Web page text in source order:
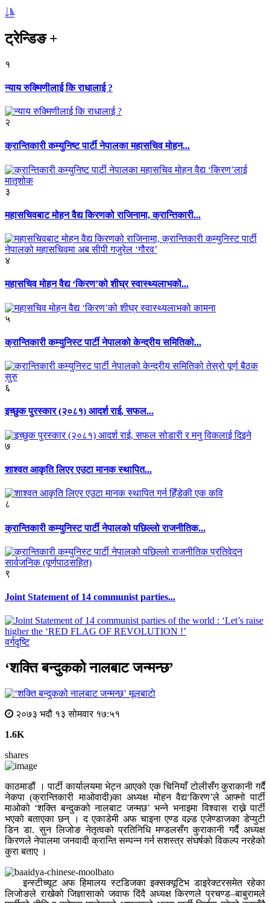
ट्रेन्डिङ+
१
न्याय रुक्मिणीलाई कि राधालाई ?
२
क्रान्तिकारी कम्युनिष्ट पार्टी नेपालका महासचिव मोहन...
३
महासचिवबाट मोहन वैद्य किरणको राजिनामा, क्रान्तिकारी...
४
महासचिव मोहन वैद्य ‘किरण’को शीघ्र स्वास्थ्यलाभको...
५
क्रान्तिकारी कम्युनिस्ट पार्टी नेपालको केन्द्रीय समितिको...
६
इच्छुक पुरस्कार (२०८१) आदर्श राई, सफल...
७
शाश्वत आकृति लिएर एउटा मानक स्थापित...
८
क्रान्तिकारी कम्युनिस्ट पार्टी नेपालको पछिल्लो राजनीतिक...
९
Joint Statement of 14 communist parties...
वर्गदृष्टि
‘शक्ति बन्दुकको नालबाट जन्मन्छ’
मूलबाटाे
२०७३ भदौ १३ सोमवार १७:५१
1.6K
shares
काठमाडौं । पार्टी कार्यालयमा भेट्न आएको एक चिनियाँ टोलीसँग कुराकानी गर्दै
नेकपा (क्रान्तिकारी माओवादी)का अध्यक्ष मोहन वैद्य‘किरण’ले आफ्नो पार्टी
माओको ‘शक्ति बन्दुकको नालबाट जन्मछ’ भन्ने भनाइमा विश्वास राख्ने पार्टी
भएको बताएका छन् । द एकाडेमी अफ चाइना एण्ड वल्र्ड एजेण्डाजका डेप्युटी
डिन डा. सुन लिजोङ नेतृत्वको प्रतिनिधि मण्डलसँग कुराकानी गर्दै अध्यक्ष
किरणले नेपालमा जनवादी क्रान्ति सम्पन्न गर्न सशस्त्र संघर्षको विकल्प नरहेको
कुरा बताए ।
इन्स्टीच्यूट अफ हिमालय स्टडिजका इक्सक्यूटिभ डाइरेक्टरसमेत रहेका
लिजोङले राखेको जिज्ञासाको जवाफ दिंदै अध्यक्ष किरणले प्रचण्ड–बाबुरामले